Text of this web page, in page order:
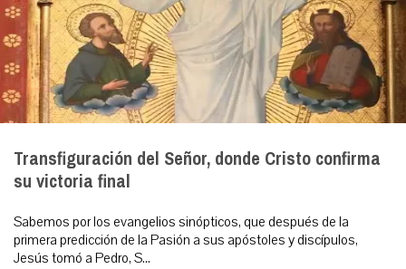
Transfiguración del Señor, donde Cristo confirma
su victoria final
Sabemos por los evangelios sinópticos, que después de la
primera predicción de la Pasión a sus apóstoles y discípulos,
Jesús tomó a Pedro, S...